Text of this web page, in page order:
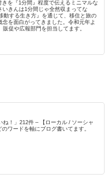
を『1分間』程度で伝えるミニマルな
いきんは1分間じゃ全然収まってな
動する生き方』を通じて、移住と旅の
念を面白がってきました。令和元年よ
販促や広報部門を担当してます。
ね！」212件 – 【ローカル / ソーシャ
ワードを軸にブログ書いてます。